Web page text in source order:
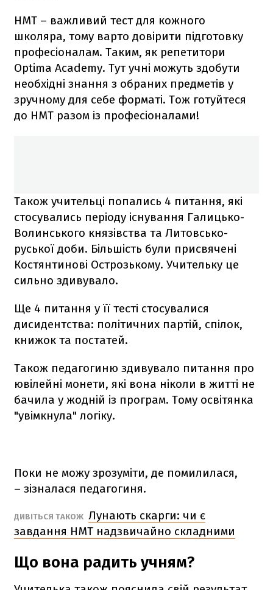
НМТ – важливий тест для кожного
школяра, тому варто довірити підготовку
професіоналам. Таким, як репетитори
Optima Academy. Тут учні можуть здобути
необхідні знання з обраних предметів у
зручному для себе форматі. Тож готуйтеся
до НМТ разом із професіоналами!
Також учительці попались 4 питання, які
стосувались періоду існування Галицько-
Волинського князівства та Литовсько-
руської доби. Більшість були присвячені
Костянтинові Острозькому. Учительку це
сильно здивувало.
Ще 4 питання у її тесті стосувалися
дисидентства: політичних партій, спілок,
книжок та постатей.
Також педагогиню здивувало питання про
ювілейні монети, які вона ніколи в житті не
бачила у жодній із програм. Тому освітянка
"увімкнула" логіку.
Поки не можу зрозуміти, де помилилася,
– зізналася педагогиня.
ДИВІТЬСЯ ТАКОЖ Лунають скарги: чи є
завдання НМТ надзвичайно складними
Що вона радить учням?